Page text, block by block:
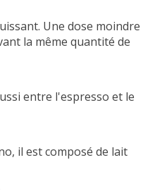
Une dose moindre
la même quantité de
entre l'espresso et le
il est composé de lait